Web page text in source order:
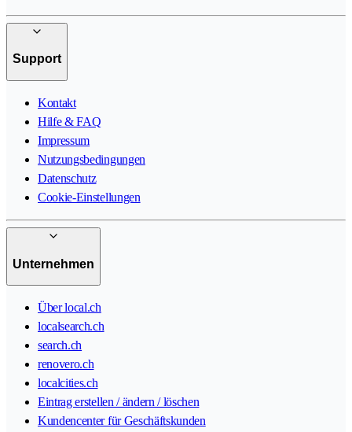
Support
Kontakt
Hilfe & FAQ
Impressum
Nutzungsbedingungen
Datenschutz
Cookie-Einstellungen
Unternehmen
Über local.ch
localsearch.ch
search.ch
renovero.ch
localcities.ch
Eintrag erstellen / ändern / löschen
Kundencenter für Geschäftskunden